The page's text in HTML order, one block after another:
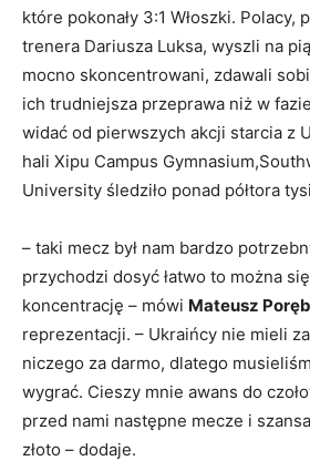
które pokonały 3:1 Włoszki. Polacy,
trenera Dariusza Luksa, wyszli na
mocno skoncentrowani, zdawali
ich trudniejsza przeprawa niż w
widać od pierwszych akcji starcia z
hali Xipu Campus
University śledziło ponad półtora
– taki mecz był nam bardzo
przychodzi dosyć łatwo to można
koncentrację – mówi Mateusz
reprezentacji. – Ukraińcy nie mieli
niczego za darmo, dlatego
wygrać. Cieszy mnie awans do
przed nami następne mecze i
złoto – dodaje.